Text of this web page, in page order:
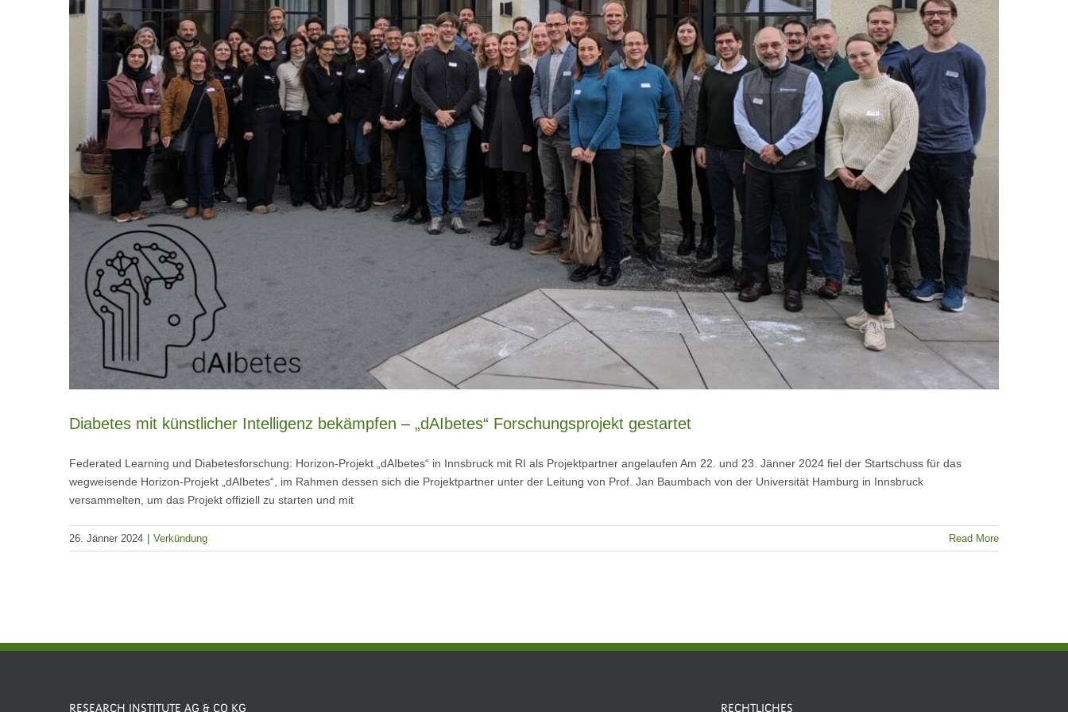
Diabetes mit künstlicher Intelligenz bekämpfen – „dAIbetes“ Forschungsprojekt gestartet
Federated Learning und Diabetesforschung: Horizon-Projekt „dAIbetes“ in Innsbruck mit RI als Projektpartner angelaufen Am 22. und 23. Jänner 2024 fiel der Startschuss für das
wegweisende Horizon-Projekt „dAIbetes“, im Rahmen dessen sich die Projektpartner unter der Leitung von Prof. Jan Baumbach von der Universität Hamburg in Innsbruck
versammelten, um das Projekt offiziell zu starten und mit
26. Jänner 2024 Verkündung Read More
RESEARCH INSTITUTE AG & CO KG RECHTLICHES